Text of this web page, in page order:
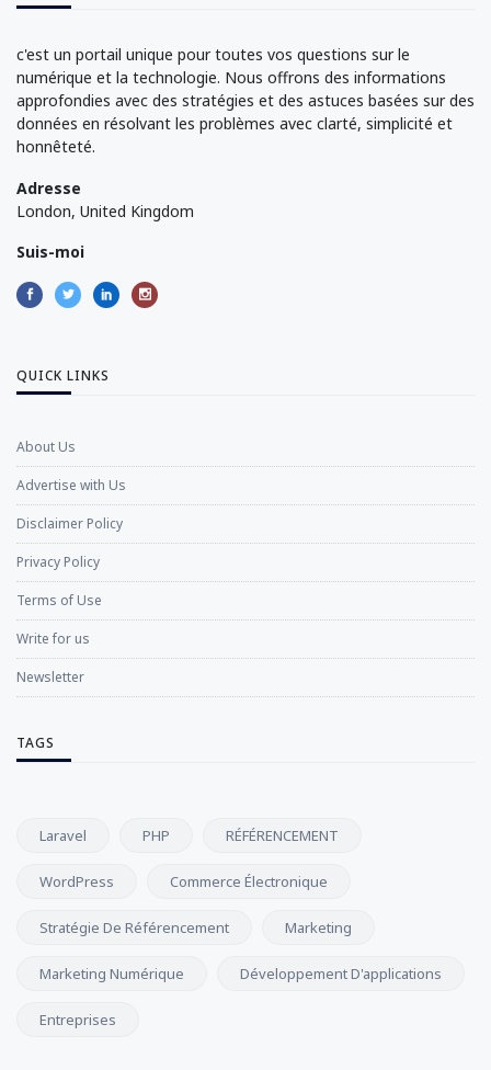
c'est un portail unique pour toutes vos questions sur le
numérique et la technologie. Nous offrons des informations
approfondies avec des stratégies et des astuces basées sur des
données en résolvant les problèmes avec clarté, simplicité et
honnêteté.
Adresse
London, United Kingdom
Suis-moi
QUICK LINKS
About Us
Advertise with Us
Disclaimer Policy
Privacy Policy
Terms of Use
Write for us
Newsletter
TAGS
Laravel PHP RÉFÉRENCEMENT
WordPress Commerce Électronique
Stratégie De Référencement Marketing
Marketing Numérique Développement D'applications
Entreprises